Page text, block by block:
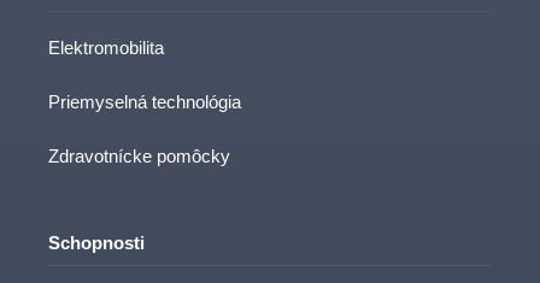
Elektromobilita
Priemyselná technológia
Zdravotnícke pomôcky
Schopnosti